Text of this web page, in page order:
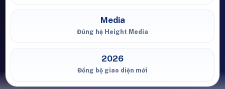
Media
Đúng hệ Height Media
2026
Đồng bộ giao diện mới